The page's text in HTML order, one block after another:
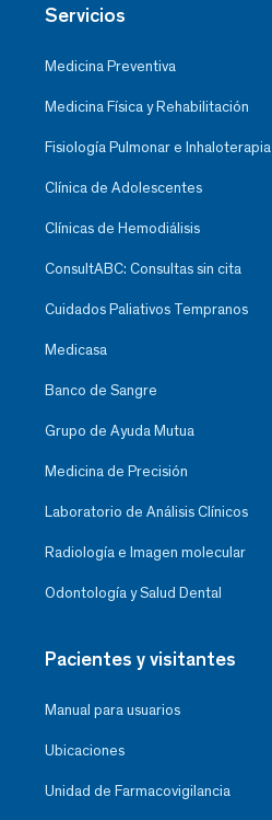
Servicios
Medicina Preventiva
Medicina Física y Rehabilitación
Fisiología Pulmonar e Inhaloterapia
Clínica de Adolescentes
Clínicas de Hemodiálisis
ConsultABC: Consultas sin cita
Cuidados Paliativos Tempranos
Medicasa
Banco de Sangre
Grupo de Ayuda Mutua
Medicina de Precisión
Laboratorio de Análisis Clínicos
Radiología e Imagen molecular
Odontología y Salud Dental
Pacientes y visitantes
Manual para usuarios
Ubicaciones
Unidad de Farmacovigilancia